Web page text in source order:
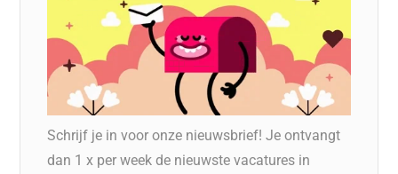
Schrijf je in voor onze nieuwsbrief! Je ontvangt
dan 1 x per week de nieuwste vacatures in